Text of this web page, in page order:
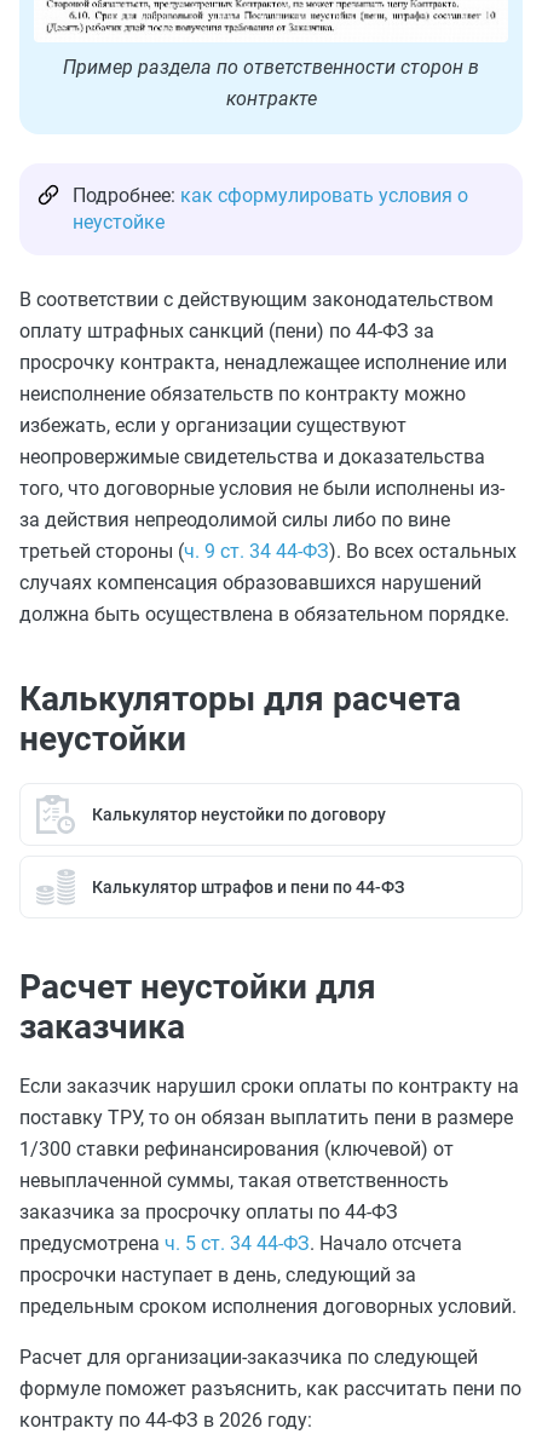
Пример раздела по ответственности сторон в
контракте
Подробнее: как сформулировать условия о
неустойке
В соответствии с действующим законодательством
оплату штрафных санкций (пени) по 44-ФЗ за
просрочку контракта, ненадлежащее исполнение или
неисполнение обязательств по контракту можно
избежать, если у организации существуют
неопровержимые свидетельства и доказательства
того, что договорные условия не были исполнены из-
за действия непреодолимой силы либо по вине
третьей стороны (ч. 9 ст. 34 44-ФЗ). Во всех остальных
случаях компенсация образовавшихся нарушений
должна быть осуществлена в обязательном порядке.
Калькуляторы для расчета
неустойки
Калькулятор неустойки по договору
Калькулятор штрафов и пени по 44-ФЗ
Расчет неустойки для
заказчика
Если заказчик нарушил сроки оплаты по контракту на
поставку ТРУ, то он обязан выплатить пени в размере
1/300 ставки рефинансирования (ключевой) от
невыплаченной суммы, такая ответственность
заказчика за просрочку оплаты по 44-ФЗ
предусмотрена ч. 5 ст. 34 44-ФЗ. Начало отсчета
просрочки наступает в день, следующий за
предельным сроком исполнения договорных условий.
Расчет для организации-заказчика по следующей
формуле поможет разъяснить, как рассчитать пени по
контракту по 44-ФЗ в 2026 году: